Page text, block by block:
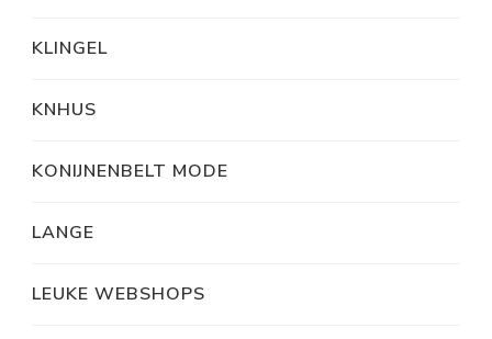
KLINGEL
KNHUS
KONIJNENBELT MODE
LANGE
LEUKE WEBSHOPS